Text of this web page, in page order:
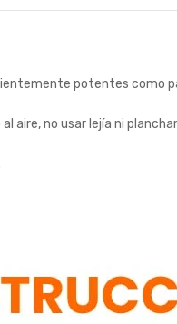
potentes
aire, no usar lejía ni